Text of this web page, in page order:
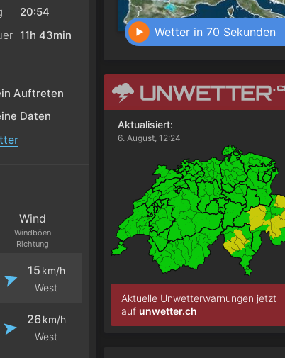
20:54
11h 43min
Auftreten
Daten
Wind
Windböen
Richtung
15 km/h
West
26 km/h
West
Wetter in 70 Sekunden
Aktualisiert:
6. August, 12:24
Aktuelle Unwetterwarnungen jetzt
auf unwetter.ch